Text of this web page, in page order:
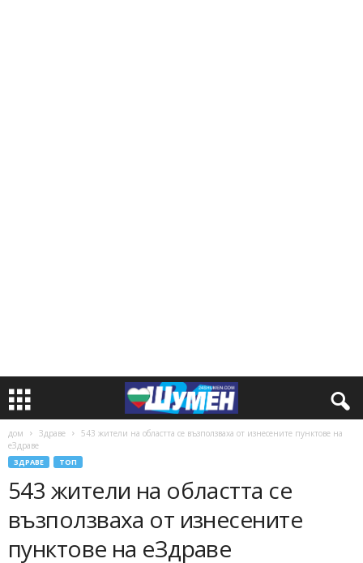
дом Здраве
543 жители на областта се възползваха от изнесените пунктове на
еЗдраве
ЗДРАВЕ ТОП
543 жители на областта се
възползваха от изнесените
пунктове на еЗдраве